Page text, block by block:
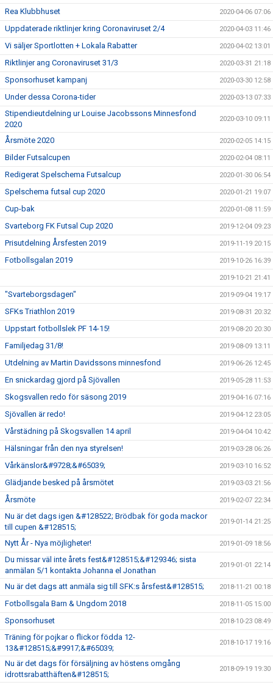
Rea Klubbhuset 2020-04-06 07:06
Uppdaterade riktlinjer kring Coronaviruset 2/4 2020-04-03 11:46
Vi säljer Sportlotten + Lokala Rabatter 2020-04-02 13:01
Riktlinjer ang Coronaviruset 31/3 2020-03-31 21:18
Sponsorhuset kampanj 2020-03-30 12:58
Under dessa Corona-tider 2020-03-13 07:33
Stipendieutdelning ur Louise Jacobssons Minnesfond
2020
2020-03-10 09:11
Årsmöte 2020 2020-02-05 14:15
Bilder Futsalcupen 2020-02-04 08:11
Redigerat Spelschema Futsalcup 2020-01-30 06:54
Spelschema futsal cup 2020 2020-01-21 19:07
Cup-bak 2020-01-08 11:59
Svarteborg FK Futsal Cup 2020 2019-12-04 09:23
Prisutdelning Årsfesten 2019 2019-11-19 20:15
Fotbollsgalan 2019 2019-10-26 16:39
2019-10-21 21:41
"Svarteborgsdagen" 2019-09-04 19:17
SFKs Triathlon 2019 2019-08-31 20:32
Uppstart fotbollslek PF 14-15! 2019-08-20 20:30
Familjedag 31/8! 2019-08-09 13:11
Utdelning av Martin Davidssons minnesfond 2019-06-26 12:45
En snickardag gjord på Sjövallen 2019-05-28 11:53
Skogsvallen redo för säsong 2019 2019-04-16 07:16
Sjövallen är redo! 2019-04-12 23:05
Vårstädning på Skogsvallen 14 april 2019-04-04 10:42
Hälsningar från den nya styrelsen! 2019-03-28 06:26
Vårkänslor&#9728;&#65039; 2019-03-10 16:52
Glädjande besked på årsmötet 2019-03-03 21:56
Årsmöte 2019-02-07 22:34
Nu är det dags igen &#128522; Brödbak för goda mackor
till cupen &#128515;
2019-01-14 21:25
Nytt År - Nya möjligheter! 2019-01-09 18:56
Du missar väl inte årets fest&#128515;&#129346; sista
anmälan 5/1 kontakta Johanna el Jonathan
2019-01-01 22:14
Nu är det dags att anmäla sig till SFK:s årsfest&#128515; 2018-11-21 00:18
Fotbollsgala Barn & Ungdom 2018 2018-11-05 15:00
Sponsorhuset 2018-10-23 08:49
Träning för pojkar o flickor födda 12-
13&#128515;&#9917;&#65039;
2018-10-17 19:16
Nu är det dags för försäljning av höstens omgång
idrottsrabatthäften&#128515;
2018-09-19 19:30